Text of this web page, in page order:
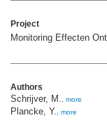
Project
Monitoring Effecten
Authors
Schrijver, M., more
Plancke, Y., more